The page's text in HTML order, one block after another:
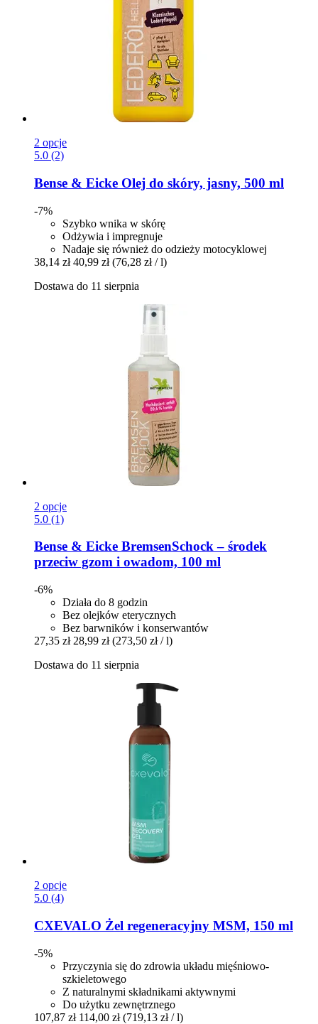
2 opcje
5.0 (2)
Bense & Eicke Olej do skóry, jasny, 500 ml
-7%
Szybko wnika w skórę
Odżywia i impregnuje
Nadaje się również do odzieży motocyklowej
38,14 zł 40,99 zł (76,28 zł / l)
Dostawa do 11 sierpnia
2 opcje
5.0 (1)
Bense & Eicke BremsenSchock – środek
przeciw gzom i owadom, 100 ml
-6%
Działa do 8 godzin
Bez olejków eterycznych
Bez barwników i konserwantów
27,35 zł 28,99 zł (273,50 zł / l)
Dostawa do 11 sierpnia
2 opcje
5.0 (4)
CXEVALO Żel regeneracyjny MSM, 150 ml
-5%
Przyczynia się do zdrowia układu mięśniowo-
szkieletowego
Z naturalnymi składnikami aktywnymi
Do użytku zewnętrznego
107,87 zł 114,00 zł (719,13 zł / l)